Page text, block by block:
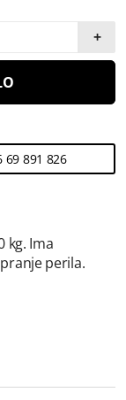
+
69 891 826
kg. Ima
perila.